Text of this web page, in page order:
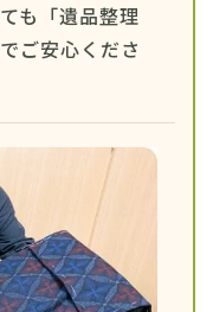
も「遺品整理
ご安心くださ